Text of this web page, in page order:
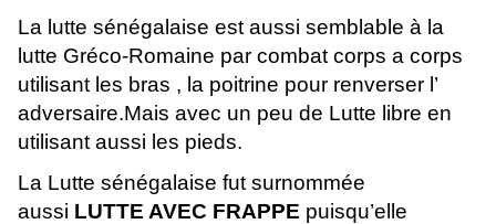
La lutte sénégalaise est aussi semblable à la
lutte Gréco-Romaine par combat corps a corps
utilisant les bras , la poitrine pour renverser l’
adversaire.Mais avec un peu de Lutte libre en
utilisant aussi les pieds.
La Lutte sénégalaise fut surnommée
aussi LUTTE AVEC FRAPPE puisqu’elle